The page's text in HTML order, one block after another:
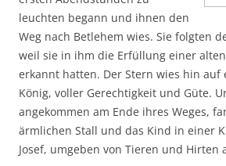
leuchten begann und ihnen den
Weg nach Betlehem wies. Sie folgten
weil sie in ihm die Erfüllung einer
erkannt hatten. Der Stern wies hin auf
König, voller Gerechtigkeit und Güte.
angekommen am Ende ihres Weges,
ärmlichen Stall und das Kind in einer
Josef, umgeben von Tieren und Hirten